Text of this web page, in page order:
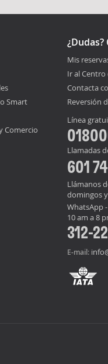
Smart
Comercio
Mis
Ir al
Contacta
Reversión
Línea
Llamadas
601
Llámanos
domingos
WhatsApp
10 am a 8
312-
E-mail: